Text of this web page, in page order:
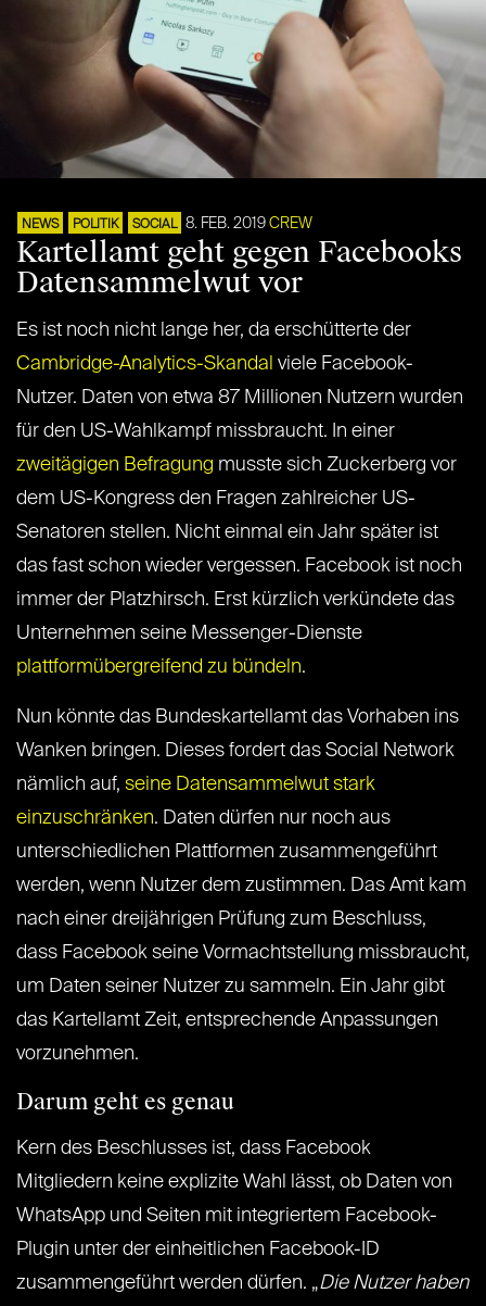
NEWS POLITIK SOCIAL 8. FEB. 2019 CREW
Kartellamt geht gegen Facebooks
Datensammelwut vor
Es ist noch nicht lange her, da erschütterte der
Cambridge-Analytics-Skandal viele Facebook-
Nutzer. Daten von etwa 87 Millionen Nutzern wurden
für den US-Wahlkampf missbraucht. In einer
zweitägigen Befragung musste sich Zuckerberg vor
dem US-Kongress den Fragen zahlreicher US-
Senatoren stellen. Nicht einmal ein Jahr später ist
das fast schon wieder vergessen. Facebook ist noch
immer der Platzhirsch. Erst kürzlich verkündete das
Unternehmen seine Messenger-Dienste
plattformübergreifend zu bündeln.
Nun könnte das Bundeskartellamt das Vorhaben ins
Wanken bringen. Dieses fordert das Social Network
nämlich auf, seine Datensammelwut stark
einzuschränken. Daten dürfen nur noch aus
unterschiedlichen Plattformen zusammengeführt
werden, wenn Nutzer dem zustimmen. Das Amt kam
nach einer dreijährigen Prüfung zum Beschluss,
dass Facebook seine Vormachtstellung missbraucht,
um Daten seiner Nutzer zu sammeln. Ein Jahr gibt
das Kartellamt Zeit, entsprechende Anpassungen
vorzunehmen.
Darum geht es genau
Kern des Beschlusses ist, dass Facebook
Mitgliedern keine explizite Wahl lässt, ob Daten von
WhatsApp und Seiten mit integriertem Facebook-
Plugin unter der einheitlichen Facebook-ID
zusammengeführt werden dürfen. „Die Nutzer haben